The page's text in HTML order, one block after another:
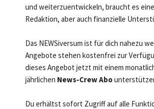
und weiterzuentwickeln, braucht es
Redaktion, aber auch finanzielle
Das NEWSiversum ist für dich nahezu
Angebote stehen kostenfrei zur
dieses Angebot jetzt mit einem
jährlichen News-Crew Abo
Du erhältst sofort Zugriff auf alle